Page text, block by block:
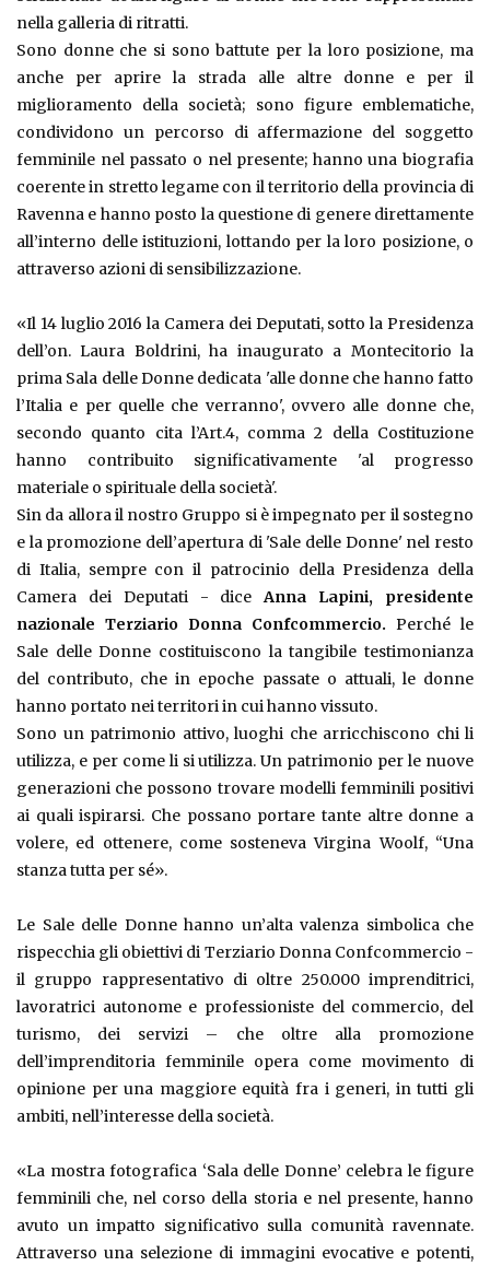
nella galleria di ritratti.
Sono donne che si sono battute per la loro posizione, ma
anche per aprire la strada alle altre donne e per il
miglioramento della società; sono figure emblematiche,
condividono un percorso di affermazione del soggetto
femminile nel passato o nel presente; hanno una biografia
coerente in stretto legame con il territorio della provincia di
Ravenna e hanno posto la questione di genere direttamente
all’interno delle istituzioni, lottando per la loro posizione, o
attraverso azioni di sensibilizzazione.
«Il 14 luglio 2016 la Camera dei Deputati, sotto la Presidenza
dell’on. Laura Boldrini, ha inaugurato a Montecitorio la
prima Sala delle Donne dedicata 'alle donne che hanno fatto
l’Italia e per quelle che verranno', ovvero alle donne che,
secondo quanto cita l’Art.4, comma 2 della Costituzione
hanno contribuito significativamente 'al progresso
materiale o spirituale della società'.
Sin da allora il nostro Gruppo si è impegnato per il sostegno
e la promozione dell’apertura di 'Sale delle Donne' nel resto
di Italia, sempre con il patrocinio della Presidenza della
Camera dei Deputati - diceAnna Lapini, presidente
nazionale Terziario Donna Confcommercio. Perché le
Sale delle Donne costituiscono la tangibile testimonianza
del contributo, che in epoche passate o attuali, le donne
hanno portato nei territori in cui hanno vissuto.
Sono un patrimonio attivo, luoghi che arricchiscono chi li
utilizza, e per come li si utilizza. Un patrimonio per le nuove
generazioni che possono trovare modelli femminili positivi
ai quali ispirarsi. Che possano portare tante altre donne a
volere, ed ottenere, come sosteneva Virgina Woolf, “Una
stanza tutta per sé».
Le Sale delle Donne hanno un’alta valenza simbolica che
rispecchia gli obiettivi di Terziario Donna Confcommercio -
il gruppo rappresentativo di oltre 250.000 imprenditrici,
lavoratrici autonome e professioniste del commercio, del
turismo, dei servizi – che oltre alla promozione
dell’imprenditoria femminile opera come movimento di
opinione per una maggiore equità fra i generi, in tutti gli
ambiti, nell’interesse della società.
«La mostra fotografica ‘Sala delle Donne’ celebra le figure
femminili che, nel corso della storia e nel presente, hanno
avuto un impatto significativo sulla comunità ravennate.
Attraverso una selezione di immagini evocative e potenti,